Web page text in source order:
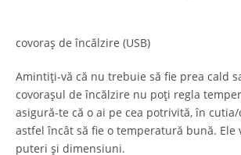
covoraș de încălzire (USB)
Amintiți-vă că nu trebuie să fie prea cald
covorașul de încălzire nu poți regla
asigură-te că o ai pe cea potrivită, în
astfel încât să fie o temperatură bună.
puteri și dimensiuni.